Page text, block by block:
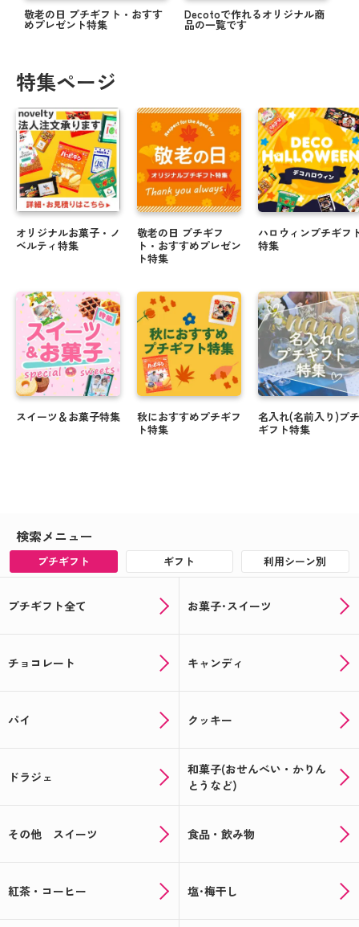
敬老の日 プチギフト・おすす
めプレゼント特集
Decotoで作れるオリジナル商
品の一覧です
特集ページ
オリジナルお菓子・ノ
ベルティ特集
スイーツ＆お菓子特集
敬老の日 プチギフ
ト・おすすめプレゼン
ト特集
秋におすすめプチギフ
ト特集
ハロウィンプチギフ
特集
名入れ(名前入り)プチ
ギフト特集
検索メニュー
プチギフト ギフト 利用シーン別
プチギフト全て お菓子･スイーツ
チョコレート キャンディ
パイ クッキー
ドラジェ
和菓子(おせんべい・かりん
とうなど)
その他 スイーツ 食品・飲み物
紅茶・コーヒー 塩･梅干し